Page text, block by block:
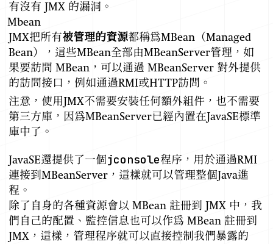
有沒有 JMX 的漏洞。
Mbean
JMX把所有 被管理的資源都稱為MBean（Managed
Bean），這些MBean全部由MBeanServer管理，如
果要訪問 MBean，可以通過 MBeanServer 對外提供
的訪問接口，例如通過RMI或HTTP訪問。
注意，使用JMX不需要安裝任何額外組件，也不需要
第三方庫，因為MBeanServer已經內置在JavaSE標準
庫中了。
JavaSE還提供了一個 jconsole程序，用於通過RMI
連接到MBeanServer，這樣就可以管理整個Java進
程。
除了自身的各種資源會以 MBean 註冊到 JMX 中，我
們自己的配置、監控信息也可以作為 MBean 註冊到
JMX，這樣，管理程序就可以直接控制我們暴露的